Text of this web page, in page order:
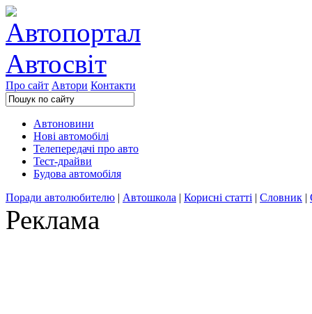
Про сайт Автори Контакти
Автоновини
Нові автомобілі
Телепередачі про авто
Тест-драйви
Будова автомобіля
Поради автолюбителю | Автошкола | Корисні статті | Словник |
Реклама